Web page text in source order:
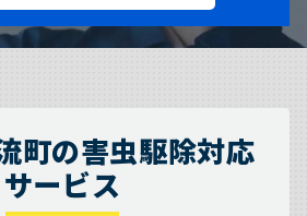
町の害虫駆除対応
サービス